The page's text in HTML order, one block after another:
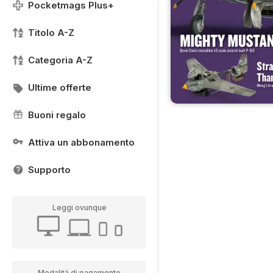
Pocketmags Plus+
Titolo A-Z
Categoria A-Z
Ultime offerte
Buoni regalo
Attiva un abbonamento
Supporto
Leggi ovunque